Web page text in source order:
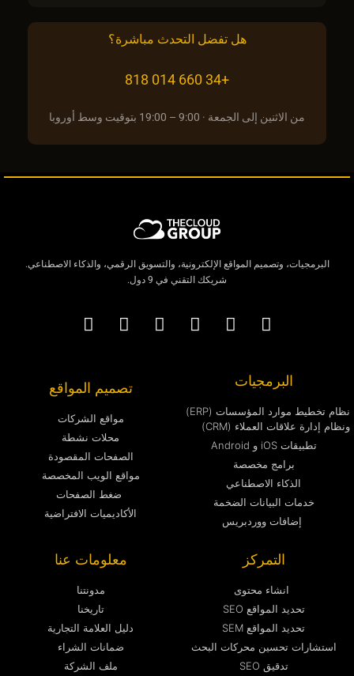
هل تفضل التحدث مباشرة؟
+34 660 014 818
من الاثنين إلى الجمعة · 9:00 – 19:00 بتوقيت وسط أوروبا
البرمجيات، وتصميم المواقع الإلكترونية، والتسويق الرقمي، والذكاء الاصطناعي.
شريكك التقني في 9 دول.
البرمجيات
نظام تخطيط موارد المؤسسات (ERP)
ونظام إدارة علاقات العملاء (CRM)
تطبيقات iOS و Android
برامج مخصصة
الذكاء الاصطناعي
خدمات البيانات الضخمة
إضافات ووردبريس
تصميم المواقع
مواقع الشركات
محلات نشطة
الصفحات المقصودة
مواقع الويب المخصصة
ضغط الصفحات
الأكاديميات الافتراضية
التمركز
انشاء محتوى
تحديد المواقع SEO
تحديد المواقع SEM
استشارات تحسين محركات البحث
تدقيق SEO
معلومات عنا
مدونتنا
تاريخنا
دليل العلامة التجارية
ضمانات الشراء
ملف الشركة